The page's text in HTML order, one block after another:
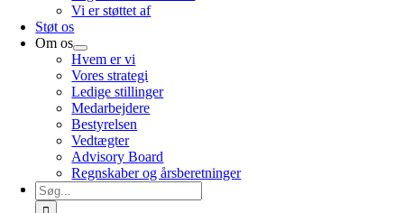
Vi er støttet af
Støt os
Om os
Hvem er vi
Vores strategi
Ledige stillinger
Medarbejdere
Bestyrelsen
Vedtægter
Advisory Board
Regnskaber og årsberetninger
Søg
efter: